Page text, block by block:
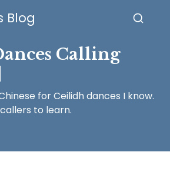
Blog
Calling
for Ceilidh dances I know.
to learn.